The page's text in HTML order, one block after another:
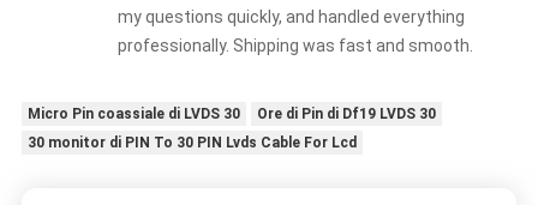
my questions quickly, and handled everything
professionally. Shipping was fast and smooth.
Micro Pin coassiale di LVDS 30
Ore di Pin di Df19 LVDS 30
30 monitor di PIN To 30 PIN Lvds Cable For Lcd